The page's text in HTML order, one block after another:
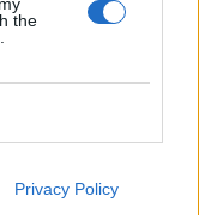
the
Privacy Policy